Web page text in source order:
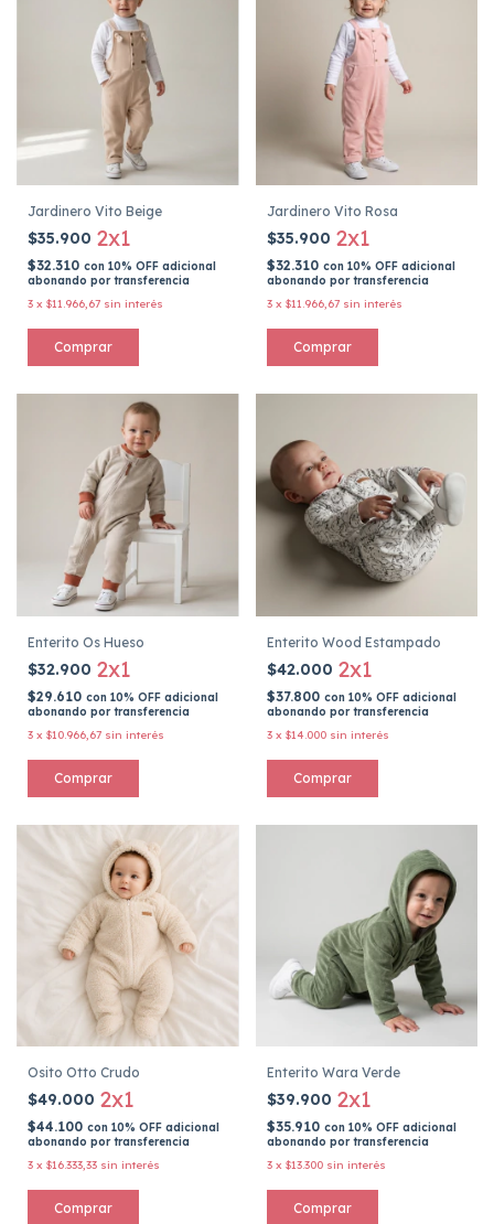
Jardinero Vito Beige
$35.900 2x1
$32.310 con 10% OFF adicional
abonando por transferencia
3 x $11.966,67 sin interés
Comprar
Jardinero Vito Rosa
$35.900 2x1
$32.310 con 10% OFF adicional
abonando por transferencia
3 x $11.966,67 sin interés
Comprar
Enterito Os Hueso
$32.900 2x1
$29.610 con 10% OFF adicional
abonando por transferencia
3 x $10.966,67 sin interés
Comprar
Enterito Wood Estampado
$42.000 2x1
$37.800 con 10% OFF adicional
abonando por transferencia
3 x $14.000 sin interés
Comprar
Osito Otto Crudo
$49.000 2x1
$44.100 con 10% OFF adicional
abonando por transferencia
3 x $16.333,33 sin interés
Comprar
Enterito Wara Verde
$39.900 2x1
$35.910 con 10% OFF adicional
abonando por transferencia
3 x $13.300 sin interés
Comprar